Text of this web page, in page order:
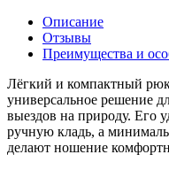
Описание
Отзывы
Преимущества и
Лёгкий и компактный
универсальное решение
выездов на природу. Его
ручную кладь, а
делают ношение